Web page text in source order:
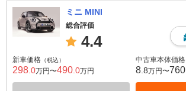
ミニ MINI
総合評価
4.4
新車価格 （税込）
298 .0万円〜490 .0万円
中古車本体価格
8 .8万円〜760